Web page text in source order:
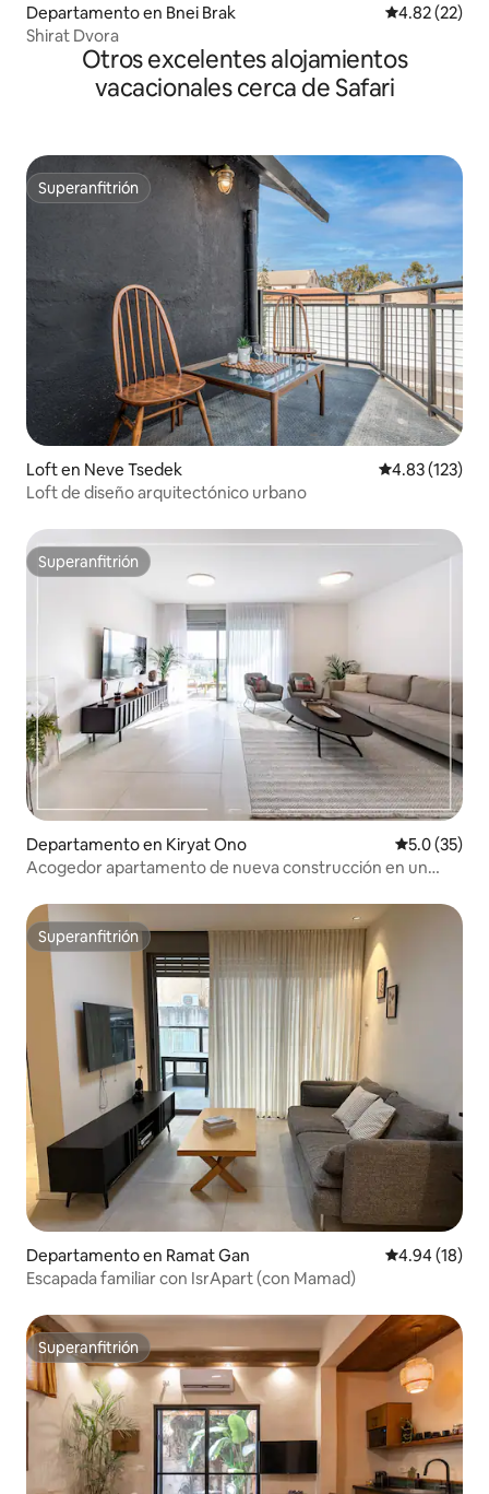
Departamento en Bnei Brak Calificación
4.82 (22)
Shirat Dvora
Otros excelentes alojamientos
vacacionales cerca de Safari
Superanfitrión
Superanfitrión
Loft en Neve Tsedek Calificación
4.83 (123)
Loft de diseño arquitectónico urbano
Superanfitrión
Superanfitrión
Departamento en Kiryat Ono Calificación
5.0 (35)
Acogedor apartamento de nueva construcción en un
Superanfitrión
Superanfitrión
Departamento en Ramat Gan Calificación
4.94 (18)
Escapada familiar con IsrApart (con Mamad)
Superanfitrión
Superanfitrión